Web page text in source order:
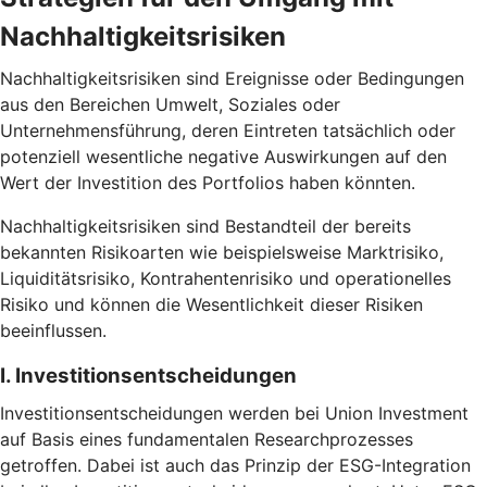
Nachhaltigkeitsrisiken
Nachhaltigkeitsrisiken sind Ereignisse oder Bedingungen
aus den Bereichen Umwelt, Soziales oder
Unternehmensführung, deren Eintreten tatsächlich oder
potenziell wesentliche negative Auswirkungen auf den
Wert der Investition des Portfolios haben könnten.
Nachhaltigkeitsrisiken sind Bestandteil der bereits
bekannten Risikoarten wie beispielsweise Marktrisiko,
Liquiditätsrisiko, Kontrahentenrisiko und operationelles
Risiko und können die Wesentlichkeit dieser Risiken
beeinflussen.
I. Investitionsentscheidungen
Investitionsentscheidungen werden bei Union Investment
auf Basis eines fundamentalen Researchprozesses
getroffen. Dabei ist auch das Prinzip der ESG-Integration